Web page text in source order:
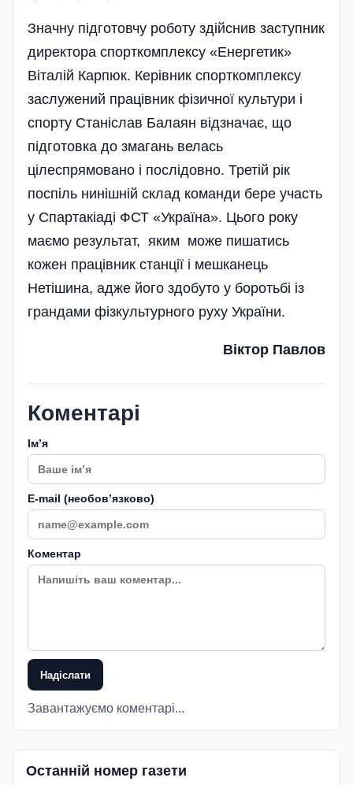
Значну підготовчу роботу здійснив заступник
директора спорткомплексу «Енергетик»
Віталій Карпюк. Кері­вник спорткомплексу
заслужений працівник фізичної культури і
спорту Станіслав Балаян відзначає, що
підготовка до змагань велась
цілеспрямовано і послідовно. Третій рік
поспіль нинішній склад команди бере участь
у Спартакіаді ФСТ «Україна». Цього року
маємо результат, яким може пишатись
кожен працівник станції і мешканець
Нетішина, адже його здобуто у боротьбі із
грандами фізкультурного руху України.
Віктор Павлов
Коментарі
Імʼя
E-mail (необовʼязково)
Коментар
Надіслати
Завантажуємо коментарі...
Останній номер газети